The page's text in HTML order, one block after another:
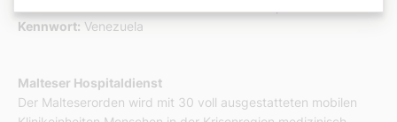
Kennwort: Venezuela
Malteser Hospitaldienst
Der Malteserorden wird mit 30 voll ausgestatteten mobilen